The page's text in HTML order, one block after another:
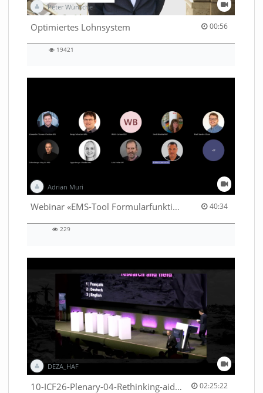
Peter Wünsche
Optimiertes Lohnsystem 00:56
00:56 duration
19421
Adrian Muri
Webinar «EMS-Tool Formularfunktion» 40:34
40:34 duration
229
DEZA_HAF
10-ICF26-Plenary-04-Rethinking-aid-deliveries-for-greater-impact-with-existing-resources-53529531710001791 02:25:22
02:25:22 duration